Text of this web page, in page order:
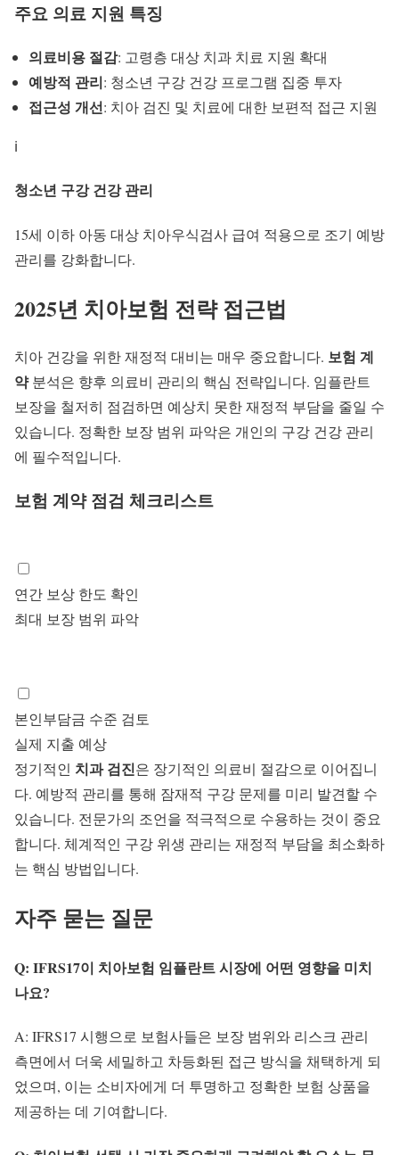
주요 의료 지원 특징
의료비용 절감: 고령층 대상 치과 치료 지원 확대
예방적 관리: 청소년 구강 건강 프로그램 집중 투자
접근성 개선: 치아 검진 및 치료에 대한 보편적 접근 지원
ℹ️
청소년 구강 건강 관리
15세 이하 아동 대상 치아우식검사 급여 적용으로 조기 예방
관리를 강화합니다.
2025년 치아보험 전략접근법
치아 건강을 위한 재정적 대비는 매우 중요합니다. 보험 계
약분석은 향후 의료비 관리의 핵심 전략입니다. 임플란트
보장을 철저히 점검하면 예상치 못한 재정적 부담을 줄일 수
있습니다. 정확한 보장 범위 파악은 개인의 구강 건강 관리
에 필수적입니다.
보험 계약 점검 체크리스트
연간 보상 한도 확인
최대 보장 범위 파악
본인부담금 수준 검토
실제 지출 예상
정기적인 치과 검진은 장기적인 의료비 절감으로 이어집니
다. 예방적 관리를 통해 잠재적 구강 문제를 미리 발견할 수
있습니다. 전문가의 조언을 적극적으로 수용하는 것이 중요
합니다. 체계적인 구강 위생 관리는 재정적 부담을 최소화하
는 핵심 방법입니다.
자주 묻는 질문
Q: IFRS17이 치아보험 임플란트 시장에 어떤 영향을 미치
나요?
A: IFRS17 시행으로 보험사들은 보장 범위와 리스크 관리
측면에서 더욱 세밀하고 차등화된 접근 방식을 채택하게 되
었으며, 이는 소비자에게 더 투명하고 정확한 보험 상품을
제공하는 데 기여합니다.